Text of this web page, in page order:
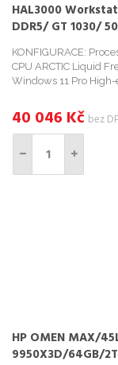
HAL3000
DDR5/ GT 1030/
KONFIGURACE:
CPU ARCTIC Liquid
Windows 11 Pro
Opera...
40 046 Kč bez
HP OMEN MAX/
9950X3D/64GB/